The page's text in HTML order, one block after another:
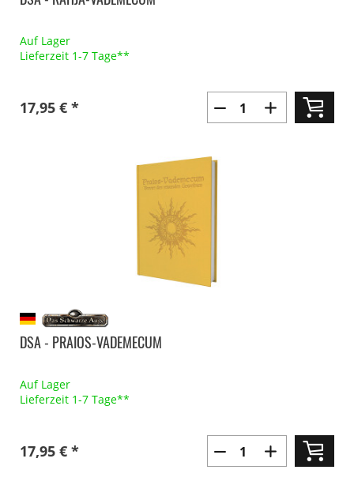
Auf Lager
Lieferzeit 1-7 Tage**
17,95 € *
DSA - PRAIOS-VADEMECUM
Auf Lager
Lieferzeit 1-7 Tage**
17,95 € *